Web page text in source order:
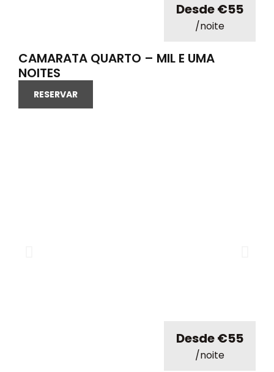
Desde €55
/noite
CAMARATA QUARTO – MIL E UMA
NOITES
RESERVAR
Desde €55
/noite